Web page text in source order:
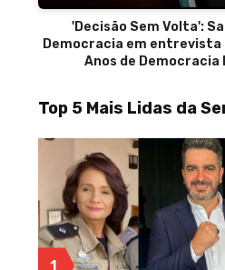
'Decisão Sem Volta':
Democracia em entrevista
Anos de
Top 5 Mais Lidas da
1